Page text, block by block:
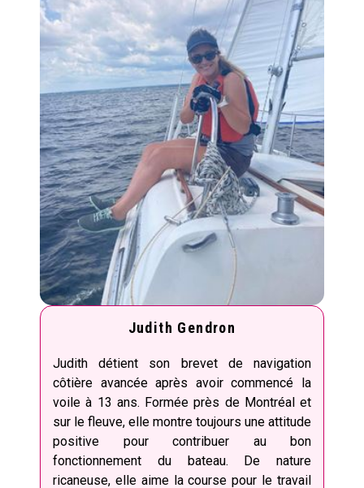
Judith Gendron
Judith détient son brevet de navigation
côtière avancée après avoir commencé la
voile à 13 ans. Formée près de Montréal et
sur le fleuve, elle montre toujours une attitude
positive pour contribuer au bon
fonctionnement du bateau. De nature
ricaneuse, elle aime la course pour le travail